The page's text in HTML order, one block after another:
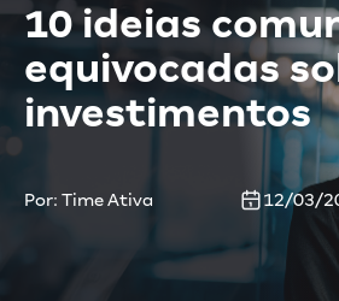
10 ideias
equivocadas
investimentos
Por: Time Ativa 12/03/